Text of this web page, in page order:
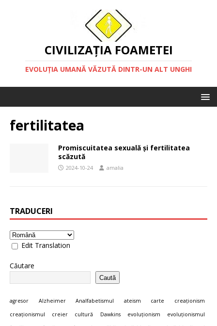
CIVILIZAȚIA FOAMETEI
EVOLUȚIA UMANĂ VĂZUTĂ DINTR-UN ALT UNGHI
fertilitatea
Promiscuitatea sexuală și fertilitatea
scăzută
2024-10-24 amalia
TRADUCERI
Edit Translation
Căutare
Caută
agresor Alzheimer Analfabetismul ateism carte
creaționism
creaționismul
creier cultură Dawkins evoluționism
evoluționismul